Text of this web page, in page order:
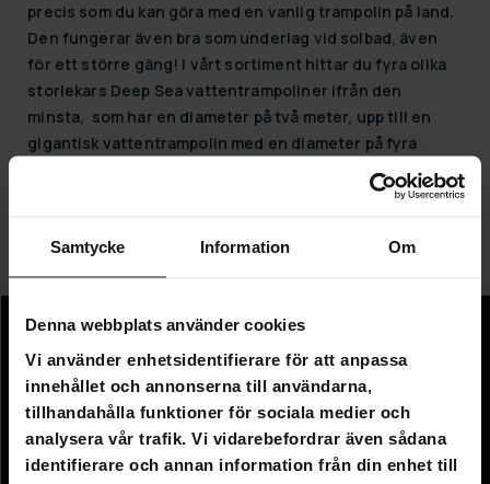
Samtycke Information Om
Denna webbplats använder cookies
Vi använder enhetsidentifierare för att anpassa
innehållet och annonserna till användarna,
tillhandahålla funktioner för sociala medier och
analysera vår trafik. Vi vidarebefordrar även sådana
identifierare och annan information från din enhet till
precis som du kan göra med en vanlig trampolin på land.
Den fungerar även bra som underlag vid solbad, även
för ett större gäng! I vårt sortiment hittar du fyra olika
storlekars Deep Sea vattentrampoliner ifrån den
minsta, som har en diameter på två meter, upp till en
gigantisk vattentrampolin med en diameter på fyra
enkla att transportera och förvara. Alla material är mjuka
och säkra.
Information
Företagsinformation
Om oss